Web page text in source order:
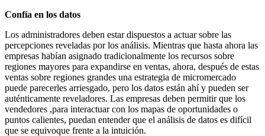
Confía en los datos
Los administradores deben estar dispuestos a actuar sobre las
percepciones reveladas por los análisis. Mientras que hasta ahora las
empresas habían asignado tradicionalmente los recursos sobre
regiones mayores para expandirse en ventas, ahora, después de estas
ventas sobre regiones grandes una estrategia de micromercado
puede parecerles arriesgado, pero los datos están ahí y pueden ser
auténticamente reveladores. Las empresas deben permitir que los
vendedores ,para interactuar con los mapas de oportunidades o
puntos calientes, puedan entender que el análisis de datos es difícil
que se equivoque frente a la intuición.